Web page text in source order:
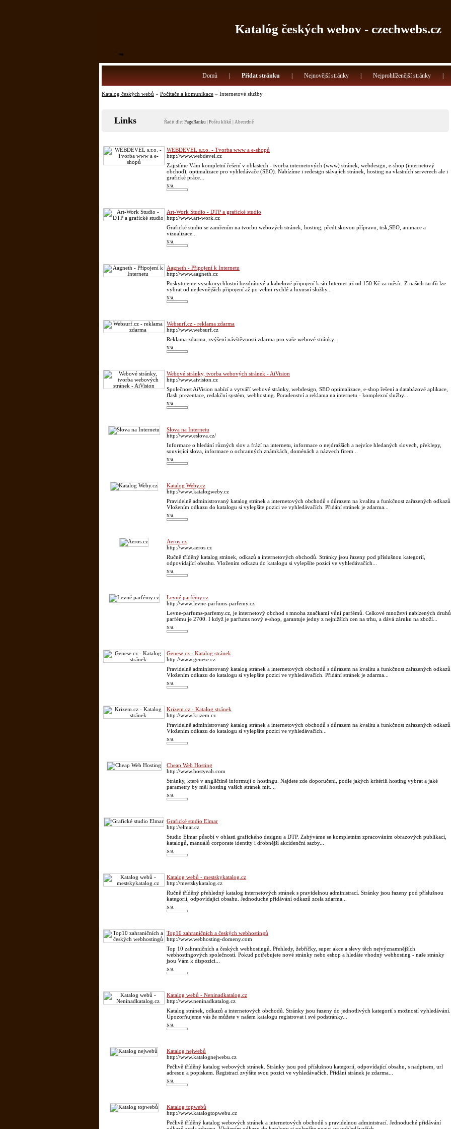
Katalóg českých webov - czechwebs.cz
Domů Přidat stránku Nejnovější stránky Nejprohlíženější stránky
Katalog českých webů » Počítače a komunikace » Internetové služby
Links Řadit dle: PageRanku Poštu kliků Abecedně
WEBDEVEL s.r.o. - Tvorba www a e-shopů
http://www.webdevel.cz
Zajistíme Vám kompletní řešení v oblastech - tvorba internetových (www) stránek, webdesign, e-shop (internetový
obchod), optimalizace pro vyhledávače (SEO). Nabízíme i redesign stávajích stránek, hosting na vlastních serverech ale i
grafické práce...
N/A
Art-Work Studio - DTP a grafické studio
http://www.art-work.cz
Grafické studio se zamřením na tvorbu webových stránek, hosting, předtiskovou přípravu, tisk,SEO, animace a
vizualizace...
N/A
Aagneth - Připojení k Internetu
http://www.aagneth.cz
Poskytujeme vysokorychlostní bezdrátové a kabelové připojení k síti Internet již od 150 Kč za měsíc. Z našich tarifů lze
vybrat od nejlevnějších připojení až po velmi rychlé a luxusní služby...
N/A
Websurf.cz - reklama zdarma
http://www.websurf.cz
Reklama zdarma, zvýšení návštěvnosti zdarma pro vaše webové stránky...
N/A
Webové stránky, tvorba webových stránek - AiVision
http://www.aivision.cz
Společnost AiVision nabízí a vytváří webové stránky, webdesign, SEO optimalizace, e-shop řešení a databázové aplikace,
flash prezentace, redakční systém, webhosting. Poradenství a reklama na internetu - komplexní služby...
N/A
Slova na Internetu
http://www.eslova.cz/
Informace o hledání různých slov a frází na internetu, informace o nejdražších a nejvíce hledaných slovech, překlepy,
souvisjící slova, informace o ochranných známkách, doménách a názvech firem ..
N/A
Katalog Weby.cz
http://www.katalogweby.cz
Pravidelně administrovaný katalog stránek a internetových obchodů s důrazem na kvalitu a funkčnost zařazených
Vložením odkazu do katalogu si vylepšíte pozici ve vyhledávačích. Přidání stránek je zdarma...
N/A
Aeros.cz
http://www.aeros.cz
Ručně tříděný katalog stránek, odkazů a internetových obchodů. Stránky jsou řazeny pod příslušnou kategorií,
odpovídající obsahu. Vložením odkazu do katalogu si vylepšíte pozici ve vyhledávačích...
N/A
Levné parfémy.cz
http://www.levne-parfums-parfemy.cz
Levne-parfums-parfemy.cz, je internetový obchod s mnoha značkami vůní parfémů. Celkové množství nabízených druhů
parfému je 2700. I když je parfums nový e-shop, garantuje jedny z nejnižších cen na trhu, a dává záruku na zboží...
N/A
Genese.cz - Katalog stránek
http://www.genese.cz
Pravidelně administrovaný katalog stránek a internetových obchodů s důrazem na kvalitu a funkčnost zařazených
Vložením odkazu do katalogu si vylepšíte pozici ve vyhledávačích. Přidání stránek je zdarma...
N/A
Krizem.cz - Katalog stránek
http://www.krizem.cz
Pravidelně administrovaný katalog stránek a internetových obchodů s důrazem na kvalitu a funkčnost zařazených
Vložením odkazu do katalogu si vylepšíte pozici ve vyhledávačích...
N/A
Cheap Web Hosting
http://www.hostyeah.com
Stránky, které v angličtině informují o hostingu. Najdete zde doporučení, podle jakých kritériií hosting vybrat a jaké
parametry by měl hosting vašich stránek mít. ..
N/A
Grafické studio Elmar
http://elmar.cz
Studio Elmar působí v oblasti grafického designu a DTP. Zabýváme se kompletním zpracováním obrazových publikací,
katalogů, manuálů corporate identity i drobnější akcidenční sazby...
N/A
Katalog webů - mestskykatalog.cz
http://mestskykatalog.cz
Ručně tříděný přehledný katalog internetových stránek s pravidelnou administrací. Stránky jsou řazeny pod příslušnou
kategorií, odpovídající obsahu. Jednoduché přidávání odkazů zcela zdarma...
N/A
Top10 zahraničních a českých webhostingů
http://www.webhosting-domeny.com
Top 10 zahraničních a českých webhostingů. Přehledy, žebříčky, super akce a slevy těch nejvýznamnějších
webhostingových společností. Pokud potřebujete nové stránky nebo eshop a hledáte vhodný webhosting - naše stránky
jsou Vám k dispozici...
N/A
Katalog webů - Neninadkatalog.cz
http://www.neninadkatalog.cz
Katalog stránek, odkazů a internetových obchodů. Stránky jsou řazeny do jednotlivých kategorií s možností vyhledávání.
Upozorňujeme vás že můžete v našem katalogu registrovat i své podstránky...
N/A
Katalog nejwebů
http://www.katalognejwebu.cz
Pečlivě tříděný katalog webových stránek. Stránky jsou pod příslušnou kategorií, odpovídající obsahu, s nadpisem, url
adresou a popiskem. Registrací zvýšíte svou pozici ve vyhledávačích. Přidání stránek je zdarma...
N/A
Katalog topwebů
http://www.katalogtopwebu.cz
Pečlivě tříděný katalog webových stránek a internetových obchodů s pravidelnou administrací. Jednoduché přidávání